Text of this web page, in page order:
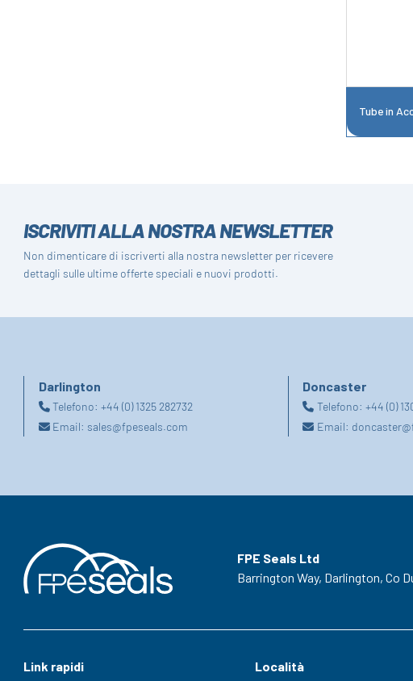
Tube in
ISCRIVITI ALLA NOSTRA NEWSLETTER
Non dimenticare di iscriverti alla nostra newsletter per ricevere
dettagli sulle ultime offerte speciali e nuovi prodotti.
Darlington
Telefono:+44 (0) 1325 282732
Email: sales@fpeseals.com
Doncaster
Telefono: +44 (0)
Email:
FPE Seals Ltd
Barrington Way, Darlington, Co
Link rapidi Località